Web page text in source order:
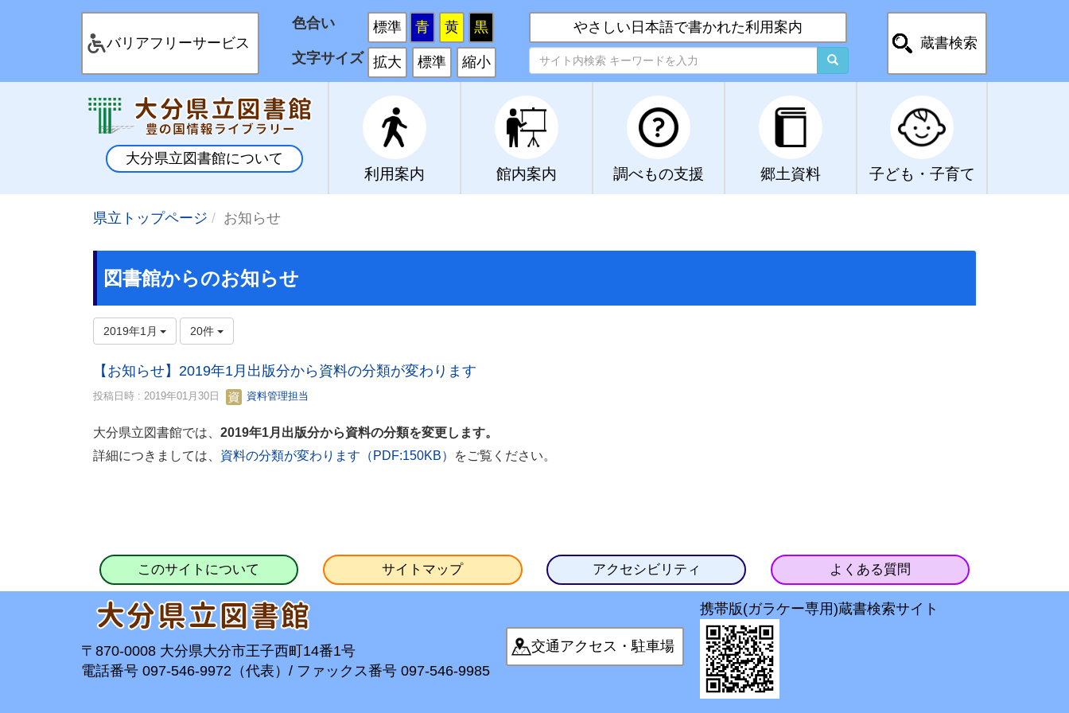
バリアフリーサービス
色合い 標準 青 黄
黒
文字サイズ 拡大 標準 縮小
やさしい日本語で書かれた利用案内
蔵書検索
大分県立図書館について
利用案内 館内案内 調べもの支援 郷土資料 子ども・子育て
県立トップページ お知らせ
図書館からのお知らせ
2019年1月 20件
【お知らせ】2019年1月出版分から資料の分類が変わります
投稿日時 : 2019年01月30日 資料管理担当
大分県立図書館では、 2019年1月出版分から資料の分類を変更します。
詳細につきましては、 資料の分類が変わります（PDF:150KB） をご覧ください。
このサイトについて サイトマップ アクセシビリティ よくある質問
〒870-0008 大分県大分市王子西町14番1号
電話番号 097-546-9972（代表）/ ファックス番号 097-546-9985
交通アクセス・駐車場
携帯版(ガラケー専用)蔵書検索サイト